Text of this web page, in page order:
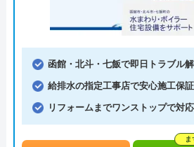
函館・北斗・七飯で即日トラブル
給排水の指定工事店で安心施工保証
リフォームまでワンストップで対応
ま